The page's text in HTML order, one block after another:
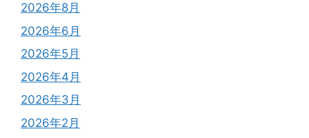
2026年8月
2026年6月
2026年5月
2026年4月
2026年3月
2026年2月